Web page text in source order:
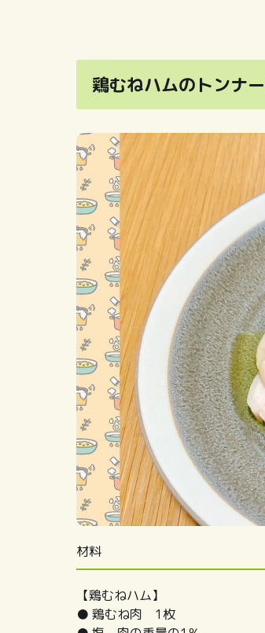
鶏むねハムのトンナ
材料
【鶏むねハム】
● 鶏むね肉 1枚